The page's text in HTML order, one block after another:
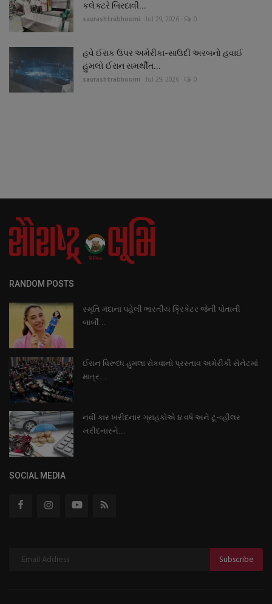
કલેક્ટરે બિરદાવી...
saurashtrabhoomi Jul 29, 2026 0
હવે ઈરાક ઉપર અમેરીકા-સાઉદી અરબનો હવાઈ
હુમલો ઈરાન સમર્થીત...
saurashtrabhoomi Jul 29, 2026 0
RANDOM POSTS
સ્મૃતિ મંદાના પહેલી ભારતીય ક્રિકેટર જેની પોતાની
બાર્બી...
ઈરાન વિરૂધ્ધ હુમલા રોકવાનો પ્રસ્તાવ અમેરીકી સેનેટમાં
માત્ર...
નવી કાર ખરીદનાર ગ્રાહકોએ ૪ વર્ષ અને ટૂ-વ્હીલર
ખરીદનારને...
SOCIAL MEDIA
Subscribe